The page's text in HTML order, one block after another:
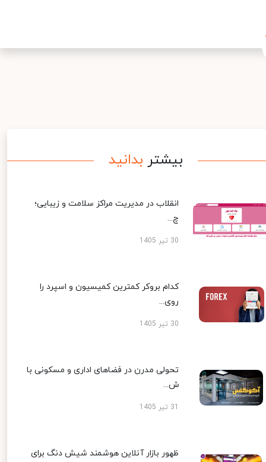
بیشتر بدانید
انقلاب در مدیریت مراکز سلامت و زیبایی؛
چ...
30 تیر 1405
کدام بروکر کمترین کمیسیون و اسپرد را
روی...
30 تیر 1405
تحولی مدرن در فضاهای اداری و مسکونی با
ش...
ظهور بازار آنلاین هوشمند شیش دنگ برای